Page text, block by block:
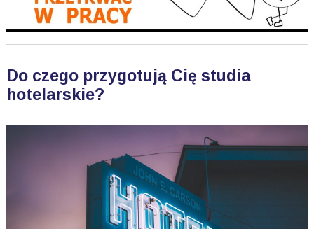
Do czego przygotują Cię studia
hotelarskie?